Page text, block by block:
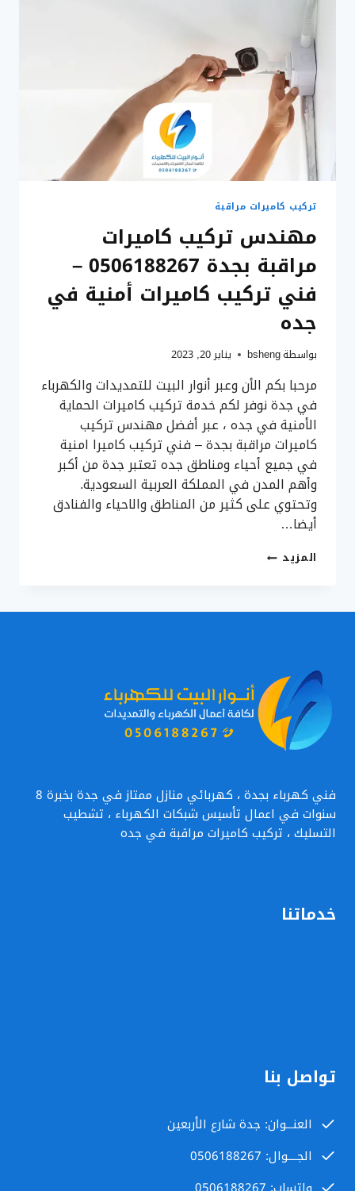
تركيب
كاميرات
سعر
جملة
في
جدة
تركيب كاميرات مراقبة
مهندس تركيب كاميرات
مراقبة بجدة 0506188267 –
فني تركيب كاميرات أمنية في
جده
بواسطةbsheng يناير 20, 2023
مرحبا بكم الأن وعبر أنوار البيت للتمديدات والكهرباء
في جدة نوفر لكم خدمة تركيب كاميرات الحماية
الأمنية في جده ، عبر أفضل مهندس تركيب
كاميرات مراقبة بجدة – فني تركيب كاميرا امنية
في جميع أحياء ومناطق جده تعتبر جدة من أكبر
وأهم المدن في المملكة العربية السعودية.
وتحتوي على كثير من المناطق والاحياء والفنادق
أيضا…
المزيد مهندس
بجدة
تركيب
كاميرات
أمنية
في
جده
فني كهرباء بجدة ، كهربائي منازل ممتاز في جدة بخبرة 8
سنوات في اعمال تأسيس شبكات الكهرباء ، تشطيب
التسليك ، تركيب كاميرات مراقبة في جده
خدماتنا
تواصل بنا
العنـــوان: جدة شارع الأربعين
الجــــوال: 0506188267